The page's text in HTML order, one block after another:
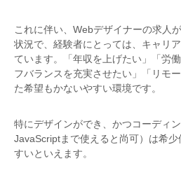
これに伴い、Webデザイナーの求人
状況で、経験者にとっては、キャリ
ています。「年収を上げたい」「労
フバランスを充実させたい」「リモ
た希望もかないやすい環境です。
特にデザインができ、かつコーディ
JavaScriptまで使えると尚可）は希
すいといえます。